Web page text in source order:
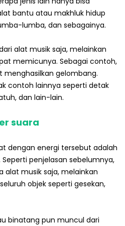
bantu atau makhluk hidup
lumba, dan sebagainya.
alat musik saja, melainkan
memicunya. Sebagai contoh,
gelombang.
contoh lainnya seperti detak
dan lain-lain.
suara
dengan energi tersebut adalah
penjelasan sebelumnya,
alat musik saja, melainkan
objek seperti gesekan,
binatang pun muncul dari